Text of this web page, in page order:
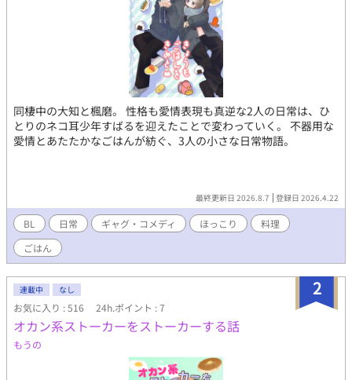
同棲中の大知と楓磨。 性格も愛情表現も真逆な2人の日常は、ひ
とりのネコ耳少年すばるを迎えたことで変わっていく。 不器用な
愛情とあたたかなごはんが紡ぐ、3人の小さな日常物語。
最終更新日 2026.8.7 登録日 2026.4.22
BL 日常 ギャグ・コメディ ほっこり
料理
ごはん
2
連載中 なし
お気に入り : 516 24h.ポイント : 7
オカン系ストーカーをストーカーする話
もうの